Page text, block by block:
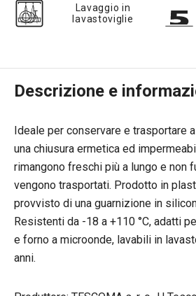
Lavaggio in
lavastoviglie
Descrizione e
Ideale per conservare e trasportare
una chiusura ermetica ed
rimangono freschi più a lungo e non
vengono trasportati. Prodotto in
provvisto di una guarnizione in
Resistenti da -18 a +110 °C, adatti
e forno a microonde, lavabili in
anni.